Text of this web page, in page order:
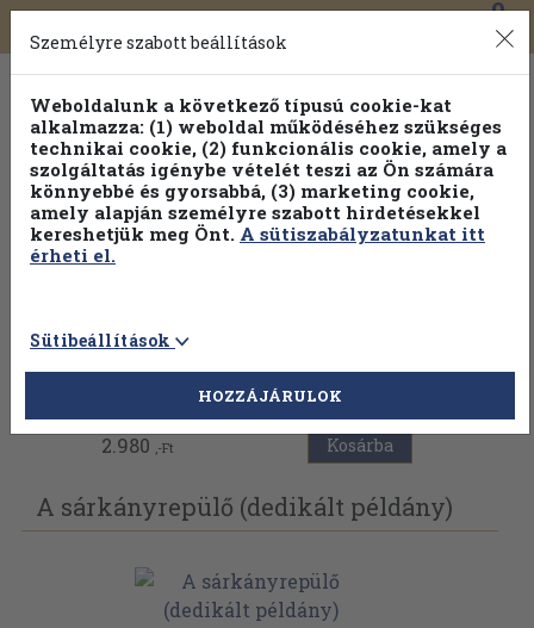
Toggle
navigation
0
Válogasson több mint 1.000.000 kiadványunk közül
100% kedvezménnyel!
Vissza az előző oldalra
2.980 ,-Ft Kosárba
A sárkányrepülő (dedikált példány)
Személyre szabott beállítások
Weboldalunk a következő típusú cookie-kat
alkalmazza: (1) weboldal működéséhez szükséges
technikai cookie, (2) funkcionális cookie, amely a
szolgáltatás igénybe vételét teszi az Ön számára
könnyebbé és gyorsabbá, (3) marketing cookie,
amely alapján személyre szabott hirdetésekkel
kereshetjük meg Önt. A sütiszabályzatunkat itt
érheti el.
Sütibeállítások
HOZZÁJÁRULOK